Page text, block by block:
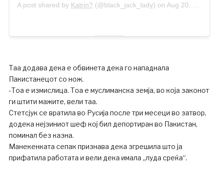
A post shared by Katrin? (@black_jack_lady) on Aug 20, 2018 at 7:51pm PDT
Таа додава дека е обвинета дека го нападнала
Пакистанецот со нож.
-Тоа е измислица. Тоа е муслиманска земја, во која законот
ги штити мажите, вели таа.
Стетсјук се вратила во Русија после три месеци во затвор,
додека нејзиниот шеф кој бил депортиран во Пакистан,
поминал без казна.
Манекенката сепак признава дека згрешила што ја
прифатила работата и вели дека имала „луда среќа“.